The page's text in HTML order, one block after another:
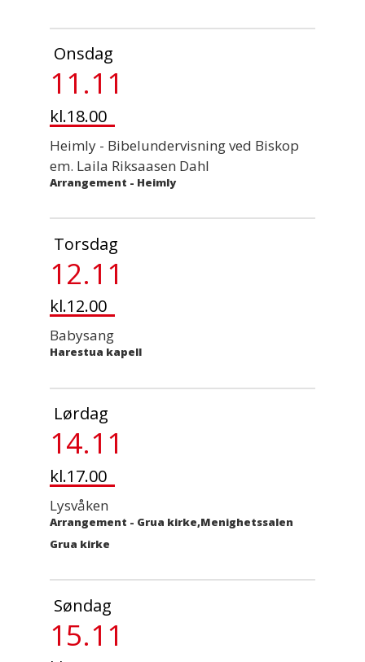
Onsdag
11.11
kl.18.00
Heimly - Bibelundervisning ved Biskop
em. Laila Riksaasen Dahl
Arrangement - Heimly
Torsdag
12.11
kl.12.00
Babysang
Harestua kapell
Lørdag
14.11
kl.17.00
Lysvåken
Arrangement - Grua kirke,Menighetssalen
Grua kirke
Søndag
15.11